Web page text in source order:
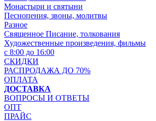
Монастыри и святыни
Песнопения, звоны, молитвы
Разное
Священное Писание, толкования
Художественные произведения, фильмы
с 8:00 до 16:00
СКИДКИ
РАСПРОДАЖА ДО 70%
ОПЛАТА
ДОСТАВКА
ВОПРОСЫ И ОТВЕТЫ
ОПТ
ПРАЙС